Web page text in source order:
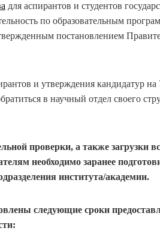
для аспирантов и студентов
по образовательным
постановлением
и утверждения кандидатур
в научный отдел своего
проверки, а также загрузки
необходимо заранее
института/академии.
следующие сроки